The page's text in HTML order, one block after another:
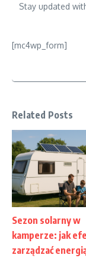
Stay updated
[mc4wp_form]
Related Posts
Sezon solarny w
kamperze: jak
zarządzać